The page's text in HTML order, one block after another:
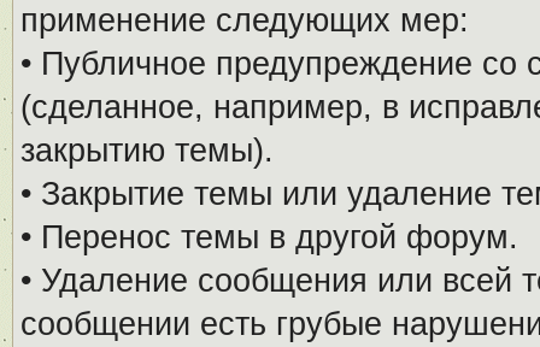
применение следующих мер:
• Публичное предупреждение
(сделанное, например, в
закрытию темы).
• Закрытие темы или удаление
• Перенос темы в другой форум.
• Удаление сообщения или всей
сообщении есть грубые